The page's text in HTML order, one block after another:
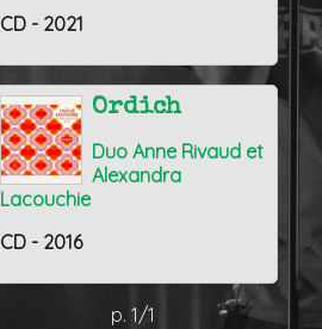
CD - 2021
Ordich
Duo Anne Rivaud et
Alexandra
Lacouchie
CD - 2016
p. 1/1